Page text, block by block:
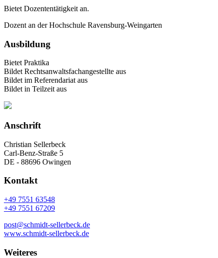
Bietet Dozententätigkeit an.
Dozent an der Hochschule Ravensburg-Weingarten
Ausbildung
Bietet Praktika
Bildet Rechtsanwaltsfachangestellte aus
Bildet im Referendariat aus
Bildet in Teilzeit aus
Anschrift
Christian Sellerbeck
Carl-Benz-Straße 5
DE - 88696 Owingen
Kontakt
+49 7551 63548
+49 7551 67209
post@schmidt-sellerbeck.de
www.schmidt-sellerbeck.de
Weiteres